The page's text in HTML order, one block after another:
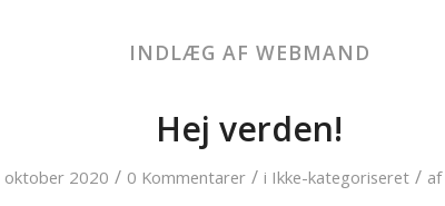
INDLÆG AF WEBMAND
Hej verden!
oktober 2020 / 0 Kommentarer / i Ikke-kategoriseret / af